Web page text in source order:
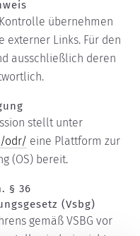
übernehmen
Links. Für den
ausschließlich deren
stellt unter
odr/ eine Plattform zur
(OS) bereit.
§ 36
(Vsbg)
gemäß VSBG vor